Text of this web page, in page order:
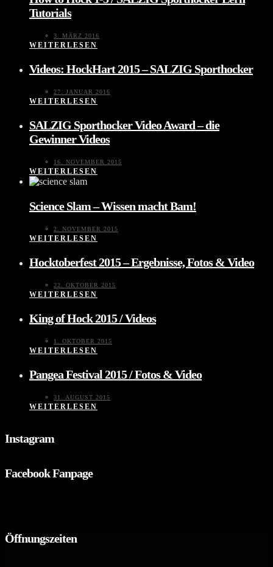
Tutorials
3. MÄRZ 2016
WEITERLESEN
Videos: HockHart 2015 – SALZIG Sporthocker
27. JANUAR 2016
WEITERLESEN
SALZIG Sporthocker Video Award – die
Gewinner Videos
16. NOVEMBER 2015
WEITERLESEN
Science Slam – Wissen macht Bam!
2. NOVEMBER 2015
WEITERLESEN
Hocktoberfest 2015 – Ergebnisse, Fotos & Video
22. OKTOBER 2015
WEITERLESEN
King of Hock 2015 / Videos
1. OKTOBER 2015
WEITERLESEN
Pangea Festival 2015 / Fotos & Video
31. AUGUST 2015
WEITERLESEN
Instagram
Facebook Fanpage
Öffnungszeiten